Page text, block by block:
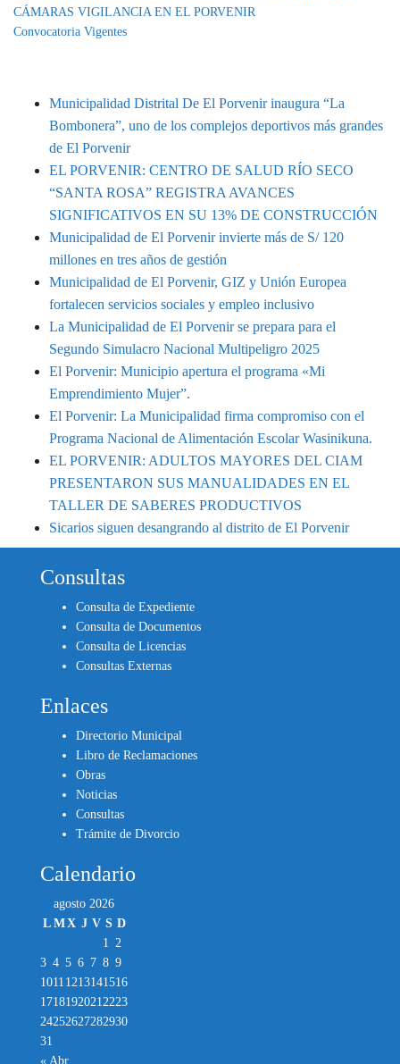
CÁMARAS VIGILANCIA EN EL PORVENIR
Convocatoria Vigentes
Municipalidad Distrital De El Porvenir inaugura “La
Bombonera”, uno de los complejos deportivos más grandes
de El Porvenir
EL PORVENIR: CENTRO DE SALUD RÍO SECO
“SANTA ROSA” REGISTRA AVANCES
SIGNIFICATIVOS EN SU 13% DE CONSTRUCCIÓN
Municipalidad de El Porvenir invierte más de S/ 120
millones en tres años de gestión
Municipalidad de El Porvenir, GIZ y Unión Europea
fortalecen servicios sociales y empleo inclusivo
La Municipalidad de El Porvenir se prepara para el
Segundo Simulacro Nacional Multipeligro 2025
El Porvenir: Municipio apertura el programa «Mi
Emprendimiento Mujer”.
El Porvenir: La Municipalidad firma compromiso con el
Programa Nacional de Alimentación Escolar Wasinikuna.
EL PORVENIR: ADULTOS MAYORES DEL CIAM
PRESENTARON SUS MANUALIDADES EN EL
TALLER DE SABERES PRODUCTIVOS
Sicarios siguen desangrando al distrito de El Porvenir
Consultas
Consulta de Expediente
Consulta de Documentos
Consulta de Licencias
Consultas Externas
Enlaces
Directorio Municipal
Libro de Reclamaciones
Obras
Noticias
Consultas
Trámite de Divorcio
Calendario
agosto 2026
L MX J V S D
1
2
3 4 5 6 7 8 9
1011 1213141516
1718192021 2223
24252627282930
31
« Abr